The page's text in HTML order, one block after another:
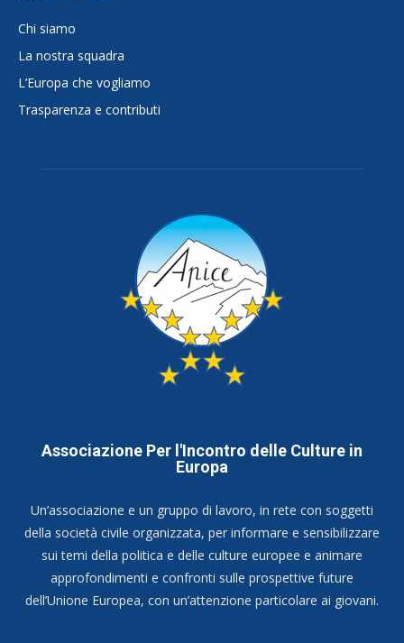
Chi siamo
La nostra squadra
L’Europa che vogliamo
Trasparenza e contributi
Associazione Per l'Incontro delle Culture in
Europa
Un’associazione e un gruppo di lavoro, in rete con soggetti
della società civile organizzata, per informare e sensibilizzare
sui temi della politica e delle culture europee e animare
approfondimenti e confronti sulle prospettive future
dell’Unione Europea, con un’attenzione particolare ai giovani.